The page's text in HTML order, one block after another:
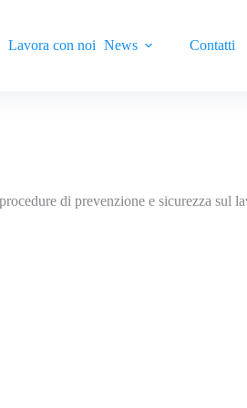
Lavora con noi News Contatti
di prevenzione e sicurezza sul